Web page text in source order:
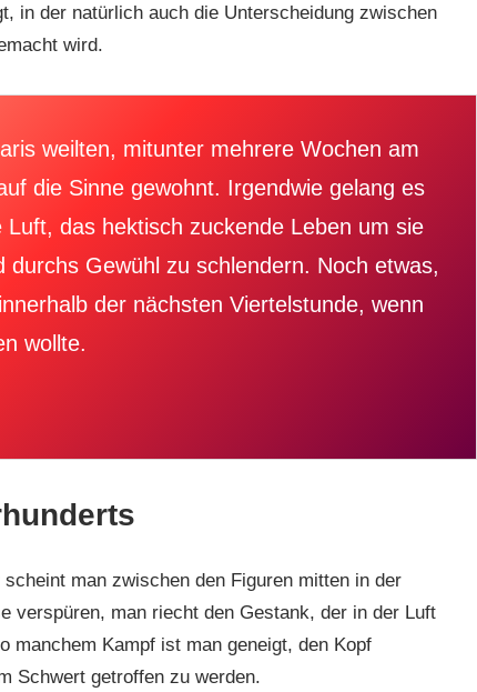
in der natürlich auch die Unterscheidung zwischen
wird.
weilten, mitunter mehrere Wochen am
die Sinne gewohnt. Irgendwie gelang es
das hektisch zuckende Leben um sie
Gewühl zu schlendern. Noch etwas,
der nächsten Viertelstunde, wenn
wollte.
man zwischen den Figuren mitten in der
verspüren, man riecht den Gestank, der in der Luft
manchem Kampf ist man geneigt, den Kopf
Schwert getroffen zu werden.